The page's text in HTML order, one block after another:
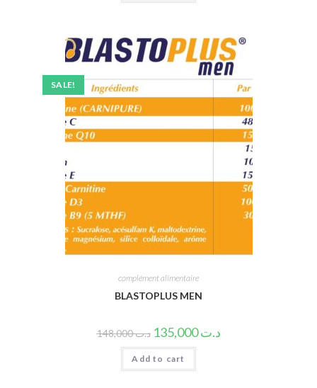
SALE!
complément alimentaire
BLASTOPLUS MEN
د.ت148,000 د.ت135,000
Add to cart